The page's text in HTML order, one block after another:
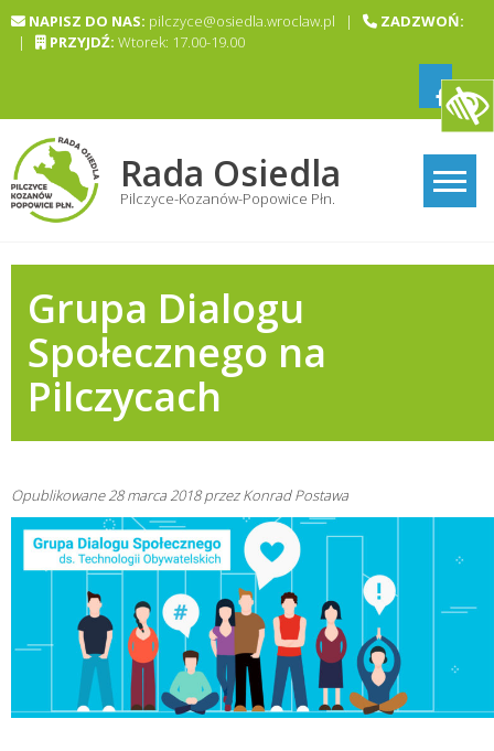
Skip NAPISZ DO NAS: pilczyce@osiedla.wroclaw.pl |
ZADZWOŃ:
|
PRZYJDŹ: Wtorek: 17.00-19.00
Rada Osiedla
Pilczyce-Kozanów-Popowice Płn.
Grupa Dialogu
Społecznego na
Pilczycach
Opublikowane28 marca 2018przezKonrad Postawa